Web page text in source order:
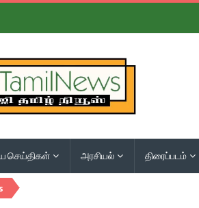
செய்திகள் அரசியல் திரைப்படம்